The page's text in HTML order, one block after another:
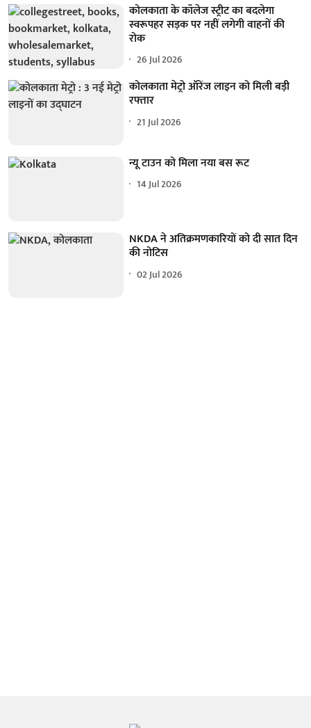
कोलकाता के कॉलेज स्ट्रीट का बदलेगा
स्वरूपहर सड़क पर नहीं लगेगी वाहनों की
रोक
26 Jul 2026
कोलकाता मेट्रो ऑरेंज लाइन को मिली बड़ी
रफ्तार
21 Jul 2026
न्यू टाउन को मिला नया बस रूट
14 Jul 2026
NKDA ने अतिक्रमणकारियों को दी सात दिन
की नोटिस
02 Jul 2026